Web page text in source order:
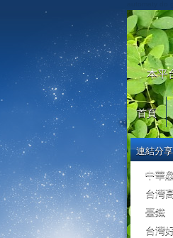
本平
首頁
連結分享
中華
台灣
臺鐵
台灣